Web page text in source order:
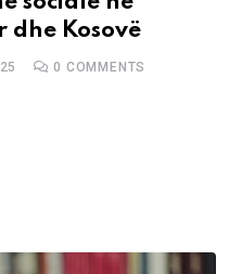
dhe Kosovë
0 COMMENTS